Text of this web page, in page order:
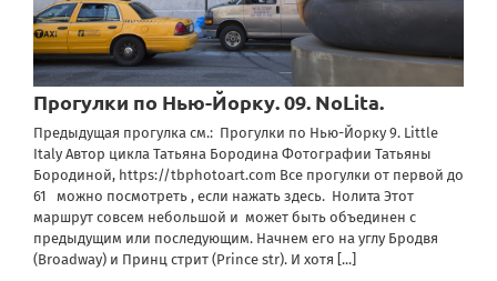
Прогулки по Нью-Йорку. 09. NoLita.
Предыдущая прогулка см.: Прогулки по Нью-Йорку 9. Little
Italy Автор цикла Татьяна Бородина Фотографии Татьяны
Бородиной, https://tbphotoart.com Все прогулки от первой до
61 можно посмотреть , если нажать здесь. Нолита Этот
маршрут совсем небольшой и может быть объединен с
предыдущим или последующим. Начнем его на углу Бродвя
(Broadway) и Принц стрит (Prince str). И хотя [...]